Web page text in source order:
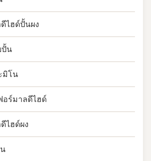
ไฮด์ปั้นผง
ปั้น
มิโน
อร์มาลดีไฮด์
ไฮด์ผง